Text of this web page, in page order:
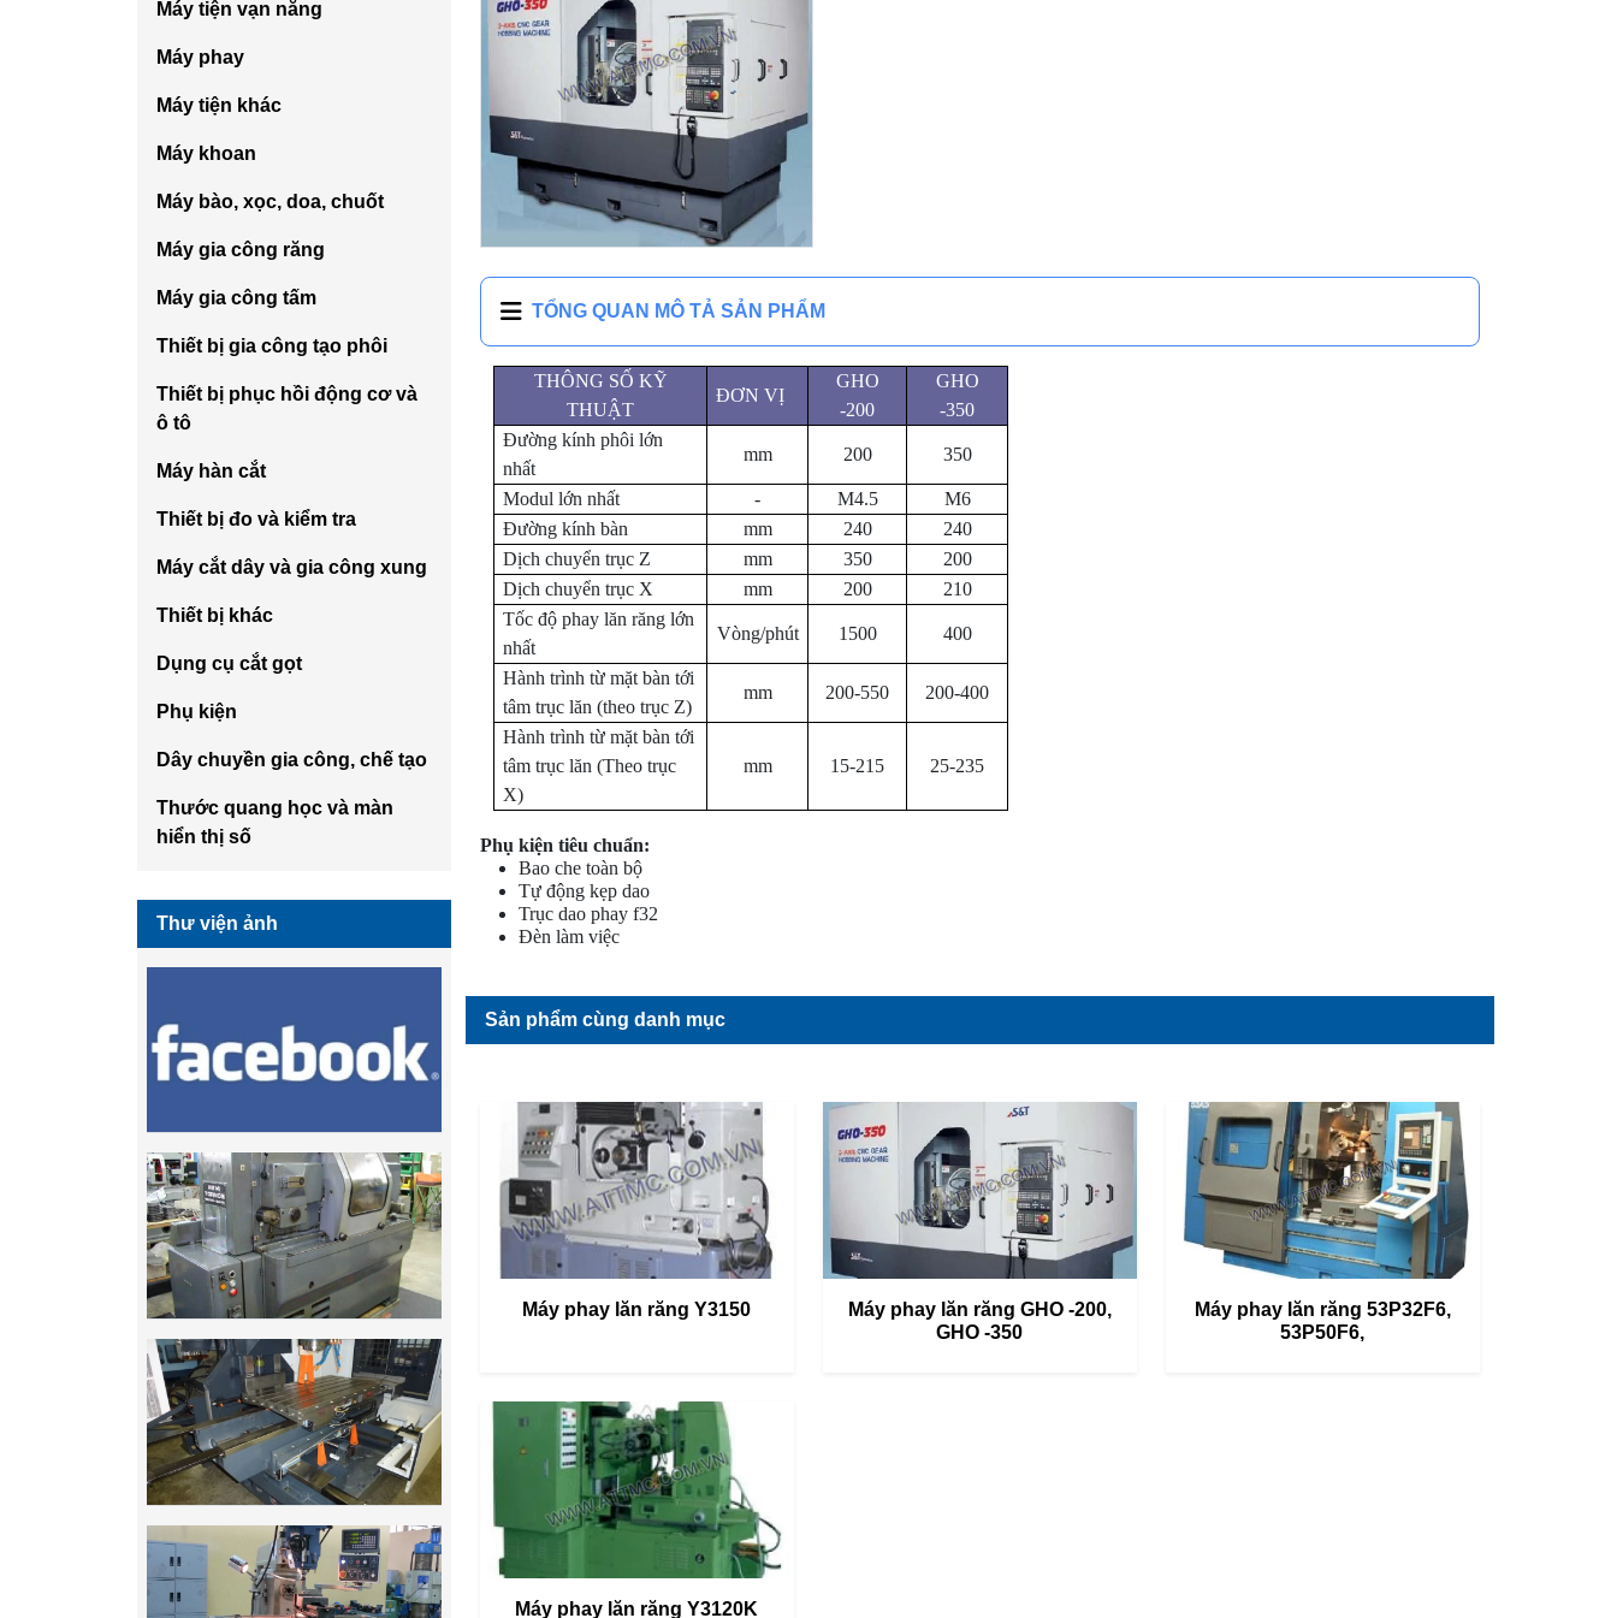
Máy tiện vạn năng
Máy phay
Máy tiện khác
Máy khoan
Máy bào, xọc, doa, chuốt
Máy gia công răng
Máy gia công tấm
Thiết bị gia công tạo phôi
Thiết bị phục hồi động cơ và
ô tô
Máy hàn cắt
Thiết bị đo và kiểm tra
Máy cắt dây và gia công xung
Thiết bị khác
Dụng cụ cắt gọt
Phụ kiện
Dây chuyền gia công, chế tạo
Thước quang học và màn
hiển thị số
Thư viện ảnh
TỔNG QUAN MÔ TẢ SẢN PHẨM
THÔNG SỐ KỸ
THUẬT
ĐƠN VỊ
GHO
-200
GHO
-350
Đường kính phôi lớn
nhất
mm 200 350
Modul lớn nhất - M4.5
M6
Đường kính bàn
mm 240
240
Dịch chuyển trục Z
mm 350
200
Dịch chuyển trục X
mm 200
210
Tốc độ phay lăn răng lớn
nhất
Vòng/phút 1500 400
Hành trình từ mặt bàn tới
tâm trục lăn (theo trục Z)
mm 200-550 200-400
Hành trình từ mặt bàn tới
tâm trục lăn (Theo trục
X)
mm 15-215 25-235
Phụ kiện tiêu chuẩn:
Bao che toàn bộ
Tự động kẹp dao
Trục dao phay f32
Đèn làm việc
Sản phẩm cùng danh mục
Máy phay lăn răng Y3150
Máy phay lăn răng GHO -200,
GHO -350
Máy phay lăn răng 53P32F6,
53P50F6,
Máy phay lăn răng Y3120K